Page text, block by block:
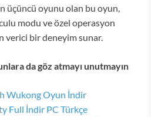
üçüncü oyunu olan bu oyun,
modu ve özel operasyon
verici bir deneyim sunar.
da göz atmayı unutmayın
Wukong Oyun İndir
Full İndir PC Türkçe